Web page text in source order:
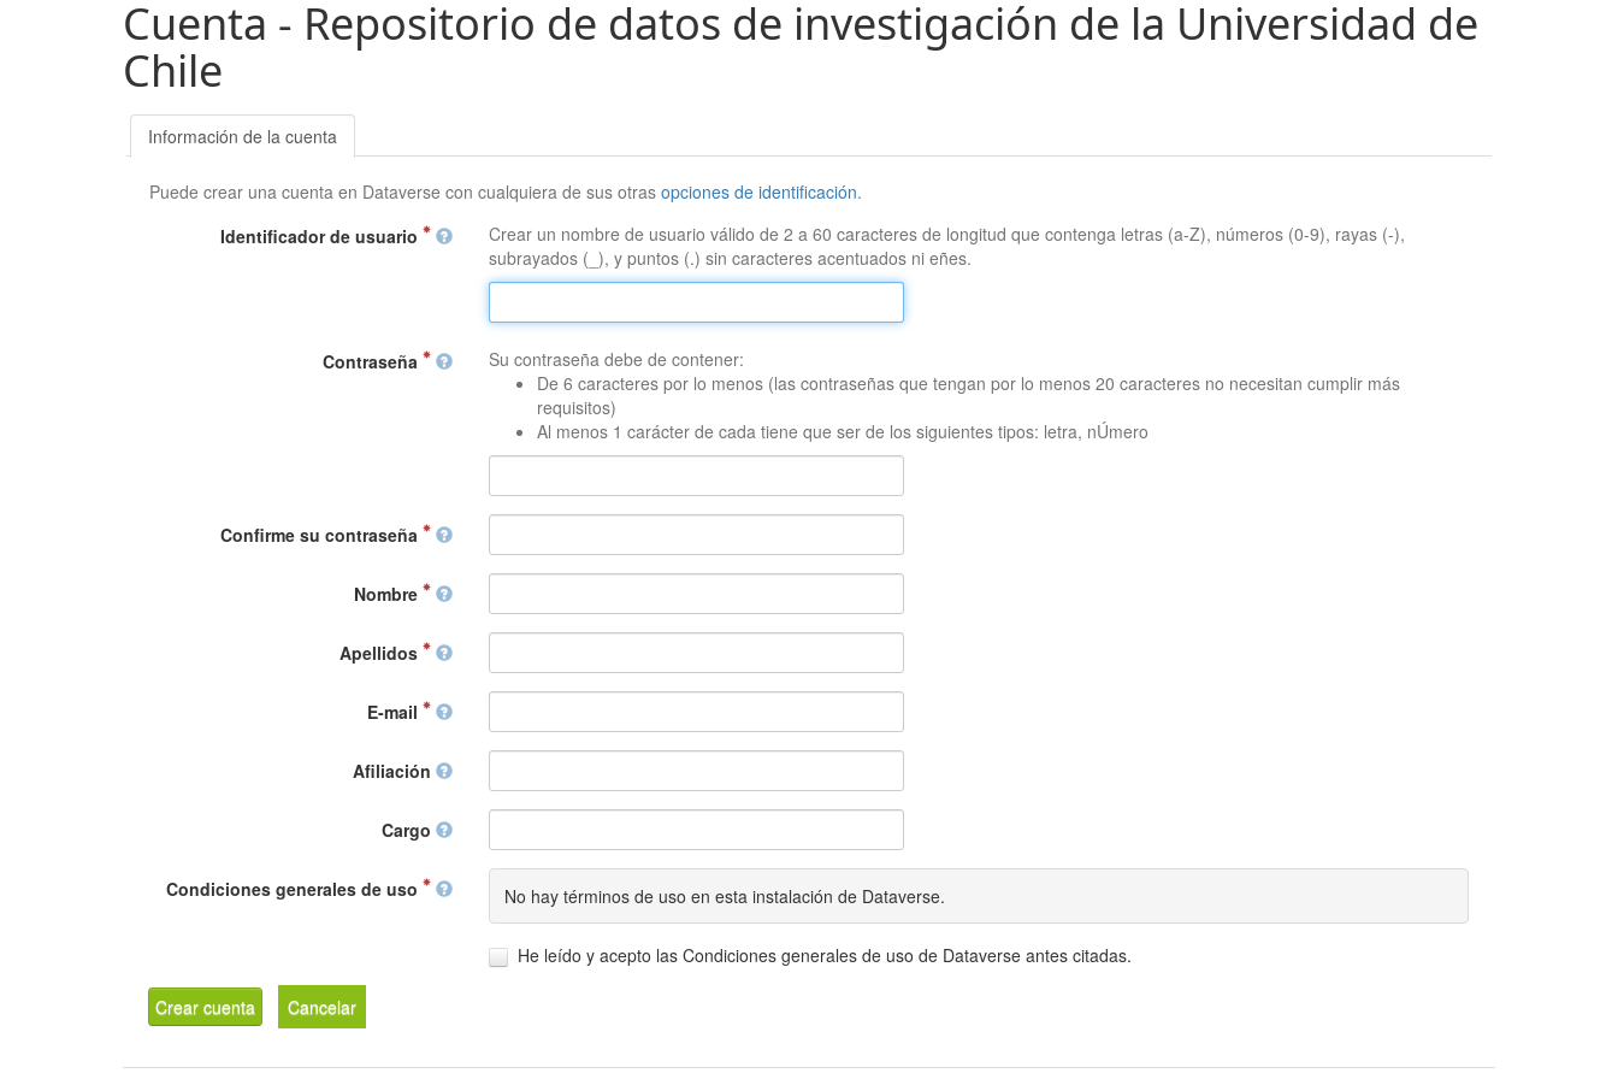
Cuenta - Repositorio de datos de investigación de la Universidad de
Chile
Información de la cuenta
Puede crear una cuenta en Dataverse con cualquiera de sus otrasopciones de identificación.
Identificador de usuario
Crear un nombre de usuario válido de 2 a 60 caracteres de longitud que contenga letras (a-Z), números (0-9), rayas (-),
subrayados (_), y puntos (.) sin caracteres acentuados ni eñes.
Contraseña
Su contraseña debe de contener:
De 6 caracteres por lo menos (las contraseñas que tengan por lo menos 20 caracteres no necesitan cumplir más
requisitos)
Al menos 1 carácter de cada tiene que ser de los siguientes tipos: letra, nÚmero
Confirme su contraseña
Nombre
Apellidos
E-mail
Afiliación
Cargo
Condiciones generales de uso No hay términos de uso en esta instalación de Dataverse.
He leído y acepto las Condiciones generales de uso de Dataverse antes citadas.
Crear cuenta Cancelar